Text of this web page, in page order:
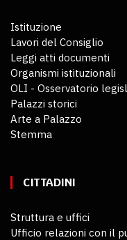
Istituzione
Lavori del Consiglio
Leggi atti documenti
Organismi istituzionali
OLI - Osservatorio
Palazzi storici
Arte a Palazzo
Stemma
CITTADINI
Struttura e uffici
Ufficio relazioni con il